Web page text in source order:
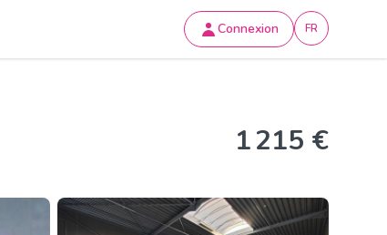
Connexion FR
1 215 €